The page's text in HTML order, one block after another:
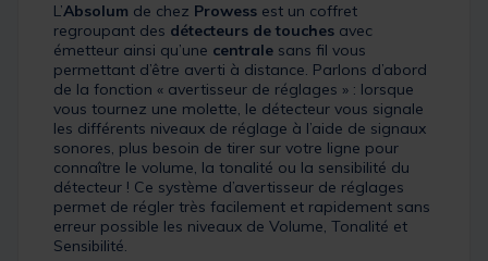
L’Absolum de chez Prowess est un coffret
regroupant des détecteurs de touches avec
émetteur ainsi qu’une centrale sans fil vous
permettant d’être averti à distance. Parlons d’abord
de la fonction « avertisseur de réglages » : lorsque
vous tournez une molette, le détecteur vous signale
les différents niveaux de réglage à l’aide de signaux
sonores, plus besoin de tirer sur votre ligne pour
connaître le volume, la tonalité ou la sensibilité du
détecteur ! Ce système d’avertisseur de réglages
permet de régler très facilement et rapidement sans
erreur possible les niveaux de Volume, Tonalité et
Sensibilité.